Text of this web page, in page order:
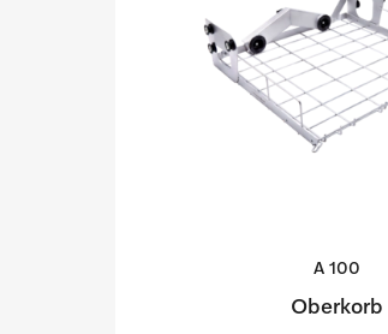
A 100
Oberkorb